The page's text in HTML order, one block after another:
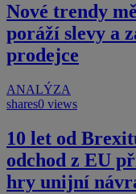
Nové trendy
poráží slevy a
prodejce
ANALÝZA
shares0 views
10 let od
odchod z EU
hry unijní